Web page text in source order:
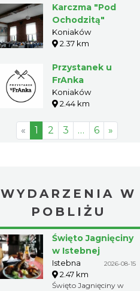
Karczma "Pod
Ochodzitą"
Koniaków
2.37 km
Przystanek u
FrAnka
Koniaków
2.44 km
« 1 2 3 … 6 »
WYDARZENIA W
POBLIŻU
Święto Jagnięciny
w Istebnej
Istebna 2026-08-15
2.47 km
Święto Jagnięciny w